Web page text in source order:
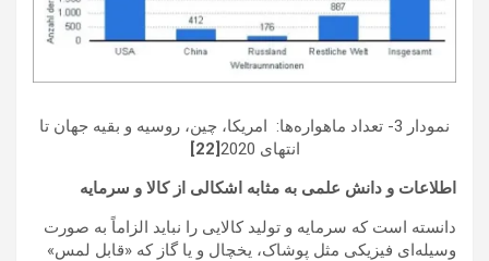
نمودار 3- تعداد ماهواره‌ها: امریکا، چین، روسیه و بقیه جهان تا
انتهای 2020
[22]
اطلاعات و دانش علمی به مثابه اشکالی از کالا و سرمایه
دانسته است که سرمایه و تولید کالایی را نباید الزاماً به صورت
وسیله‌ای فیزیکی مثل پوشاک، یخچال و یا گاز که «قابل لمس»